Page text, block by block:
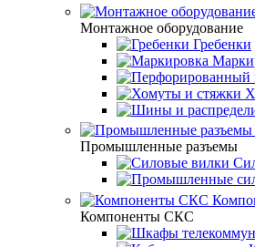
Монтажное оборудование
Гребенки
Промышленные разъемы
Компоненты СКС